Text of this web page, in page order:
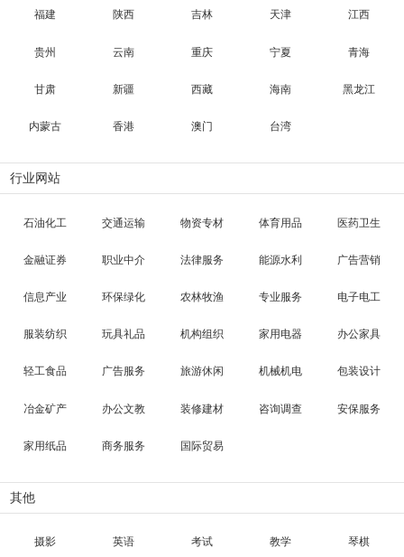
福建 陕西 吉林 天津 江西
贵州 云南 重庆 宁夏 青海
甘肃 新疆 西藏 海南 黑龙江
内蒙古 香港 澳门 台湾
行业网站
石油化工 交通运输 物资专材 体育用品 医药卫生
金融证券 职业中介 法律服务 能源水利 广告营销
信息产业 环保绿化 农林牧渔 专业服务 电子电工
服装纺织 玩具礼品 机构组织 家用电器 办公家具
轻工食品 广告服务 旅游休闲 机械机电 包装设计
冶金矿产 办公文教 装修建材 咨询调查 安保服务
家用纸品 商务服务 国际贸易
其他
摄影 英语 考试 教学 琴棋